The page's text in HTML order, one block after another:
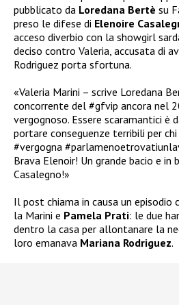
pubblicato da Loredana Bertè su
preso le difese di Elenoire
acceso diverbio con la showgirl
deciso contro Valeria, accusata di
Rodriguez porta sfortuna.
«Valeria Marini – scrive Loredana
concorrente del #gfvip ancora nel
vergognoso. Essere scaramantici è
portare conseguenze terribili per
#vergogna
Brava Elenoir! Un grande bacio e
Casalegno!»
Il post chiama in causa un
la Marini e Pamela Prati: le due
dentro la casa per allontanare la
loro emanava Mariana Rodriguez.